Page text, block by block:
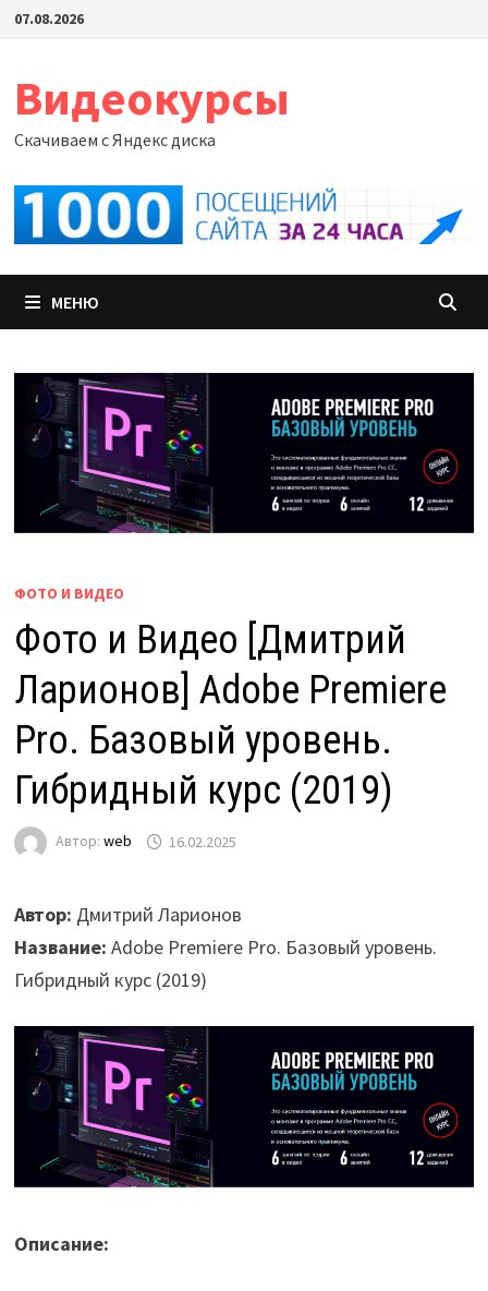
Перейти
07.08.2026
Видеокурсы
Скачиваем с Яндекс диска
МЕНЮ
ФОТО И ВИДЕО
Фото и Видео [Дмитрий
Ларионов] Adobe Premiere
Pro. Базовый уровень.
Гибридный курс (2019)
Автор: web 16.02.2025
Автор: Дмитрий Ларионов
Название: Adobe Premiere Pro. Базовый уровень.
Гибридный курс (2019)
Описание: